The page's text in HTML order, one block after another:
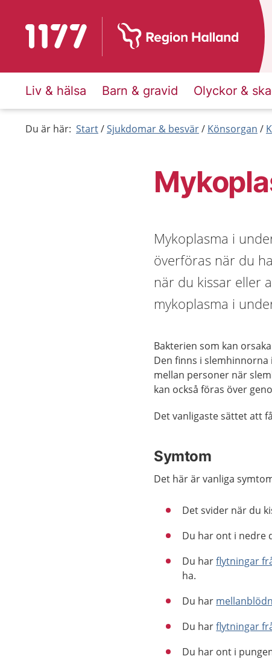
Till startsidan för 1177
Liv & hälsa Barn & gravid Olyckor &
Du är här: Start Sjukdomar & besvär Könsorgan
Mykoplasma i
överföras när du
när du kissar eller
mykoplasma i
Bakterien som kan
Den finns i
mellan personer när
kan också föras över
Det vanligaste sättet att
Symtom
Det här är vanliga
Det svider när du
Du har ont i nedre
Du harflytningar
ha.
Du har
Du harflytningar
Du har ont i